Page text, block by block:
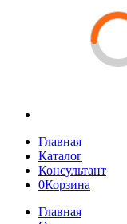
Главная
Каталог
Консультант
0Корзина
Главная